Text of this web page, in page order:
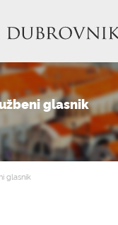
GRADSKA UPRAVA
MJESNA SAMOUPRAVA
glasnik
glasnik